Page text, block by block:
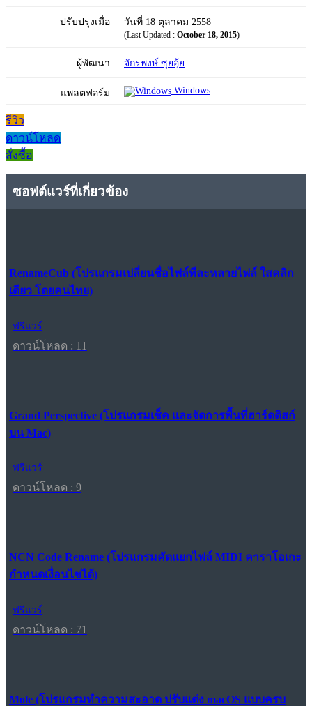
ปรับปรุงเมื่อ วันที่ 18 ตุลาคม 2558
(Last Updated : October 18, 2015)
ผู้พัฒนา จักรพงษ์ ซุยอุ้ย
แพลตฟอร์ม Windows
รีวิว
ดาวน์โหลด
สั่งซื้อ
ซอฟต์แวร์ที่เกี่ยวข้อง
RenameCub (โปรแกรมเปลี่ยนชื่อไฟล์ทีละหลายไฟล์ ใสคลิก
เดียว โดยคนไทย)
ฟรีแวร์
ดาวน์โหลด : 11
Grand Perspective (โปรแกรมเช็ค และจัดการพื้นที่ฮาร์ดดิสก์
บน Mac)
ฟรีแวร์
ดาวน์โหลด : 9
NCN Code Rename (โปรแกรมคัดแยกไฟล์ MIDI คาราโอเกะ
กำหนดเงื่อนไขได้)
ฟรีแวร์
ดาวน์โหลด : 71
Mole (โปรแกรมทำความสะอาด ปรับแต่ง macOS แบบครบ